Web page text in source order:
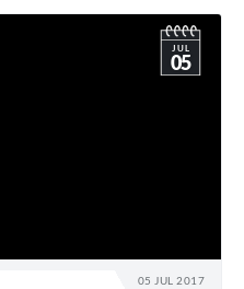
05 JUL 2017
JUL
05